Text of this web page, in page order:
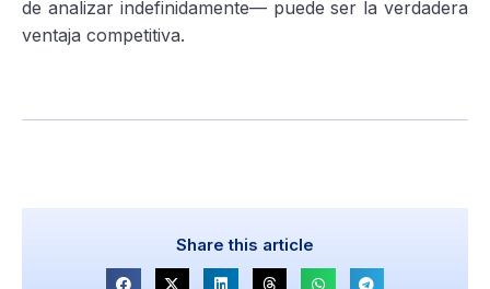
de analizar indefinidamente— puede ser la verdadera
ventaja competitiva.
Share this article